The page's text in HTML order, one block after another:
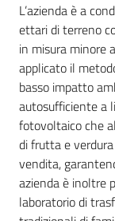
Agricoltura
in
cifre
L’azienda è a
ettari di terreno
in misura minore
applicato il
basso impatto
autosufficiente a
fotovoltaico che
di frutta e
vendita,
azienda è inoltre
laboratorio di